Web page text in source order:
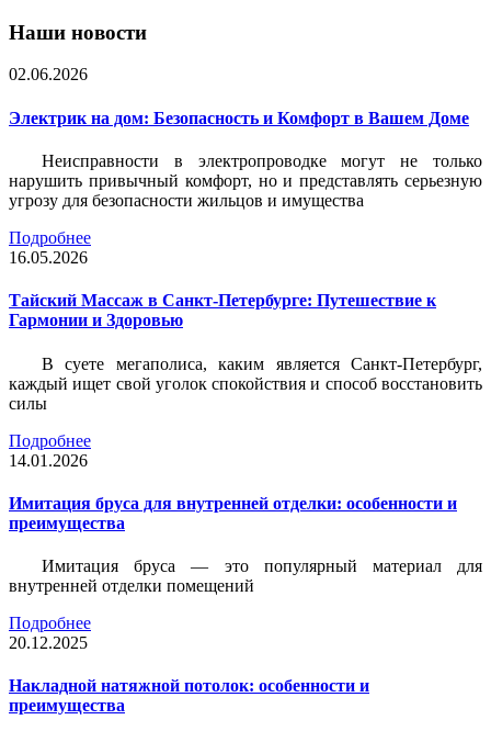
Наши новости
02.06.2026
Электрик на дом: Безопасность и Комфорт в Вашем Доме
Неисправности в электропроводке могут не только
нарушить привычный комфорт, но и представлять серьезную
угрозу для безопасности жильцов и имущества
Подробнее
16.05.2026
Тайский Массаж в Санкт-Петербурге: Путешествие к
Гармонии и Здоровью
В суете мегаполиса, каким является Санкт-Петербург,
каждый ищет свой уголок спокойствия и способ восстановить
силы
Подробнее
14.01.2026
Имитация бруса для внутренней отделки: особенности и
преимущества
Имитация бруса — это популярный материал для
внутренней отделки помещений
Подробнее
20.12.2025
Накладной натяжной потолок: особенности и
преимущества